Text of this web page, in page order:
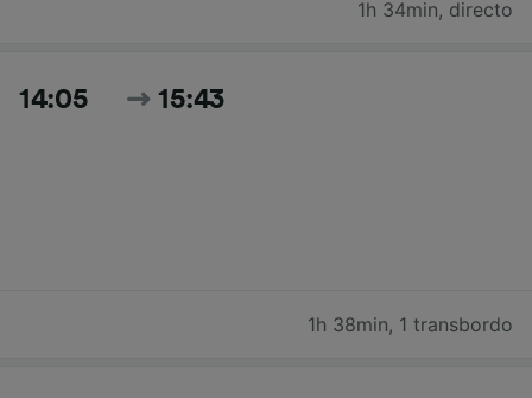
1h 34min, directo
14:05 15:43
1h 38min, 1 transbordo